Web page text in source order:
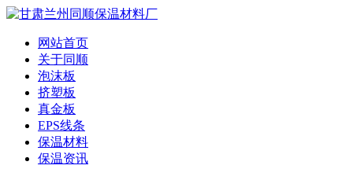
网站首页
关于同顺
泡沫板
挤塑板
真金板
EPS线条
保温材料
保温资讯